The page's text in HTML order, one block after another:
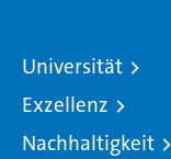
Universität
Exzellenz
Nachhaltigkeit